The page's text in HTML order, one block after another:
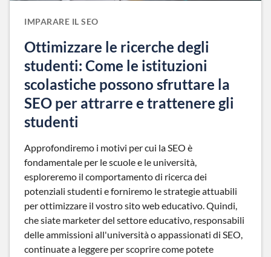
IMPARARE IL SEO
Ottimizzare le ricerche degli
studenti: Come le istituzioni
scolastiche possono sfruttare la
SEO per attrarre e trattenere gli
studenti
Approfondiremo i motivi per cui la SEO è
fondamentale per le scuole e le università,
esploreremo il comportamento di ricerca dei
potenziali studenti e forniremo le strategie attuabili
per ottimizzare il vostro sito web educativo. Quindi,
che siate marketer del settore educativo, responsabili
delle ammissioni all'università o appassionati di SEO,
continuate a leggere per scoprire come potete